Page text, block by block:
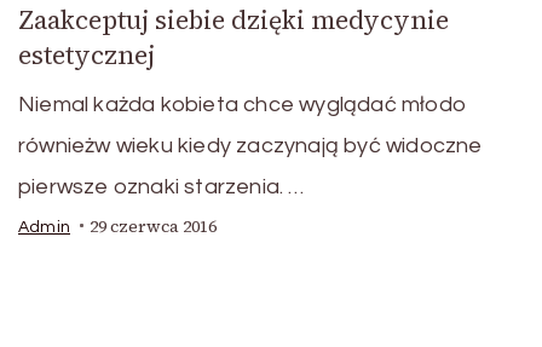
Zaakceptuj siebie dzięki medycynie
estetycznej
Niemal każda kobieta chce wyglądać młodo
równieżw wieku kiedy zaczynają być widoczne
pierwsze oznaki starzenia. …
Admin 29 czerwca 2016